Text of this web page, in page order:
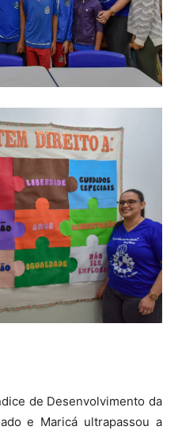
de Desenvolvimento da
e Maricá ultrapassou a